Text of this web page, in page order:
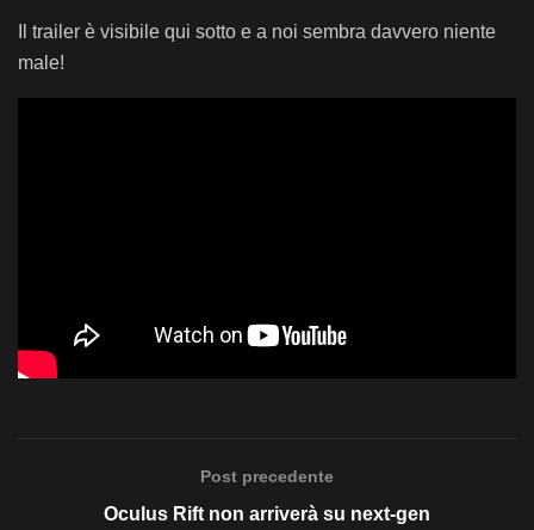
Il trailer è visibile qui sotto e a noi sembra davvero niente
male!
Post precedente
Oculus Rift non arriverà su next-gen